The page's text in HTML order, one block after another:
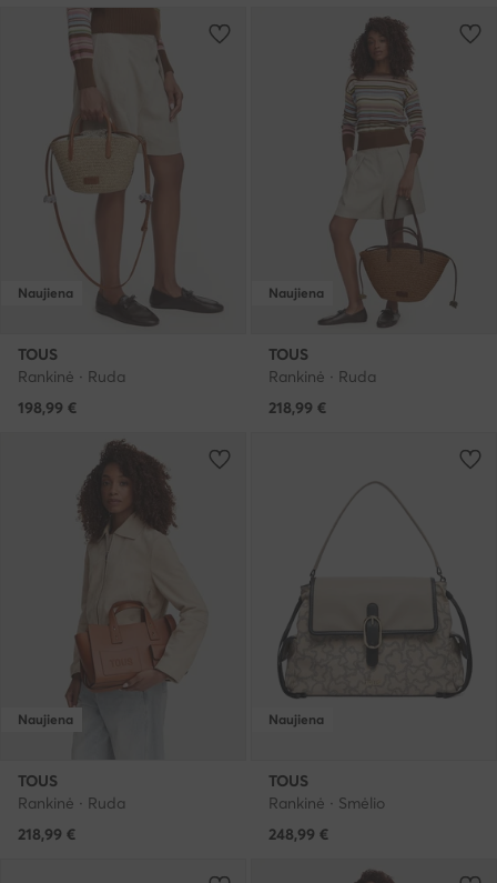
Naujiena
TOUS
Rankinė · Ruda
198,99 €
Naujiena
TOUS
Rankinė · Ruda
218,99 €
Naujiena
TOUS
Rankinė · Ruda
218,99 €
Naujiena
TOUS
Rankinė · Smėlio
248,99 €